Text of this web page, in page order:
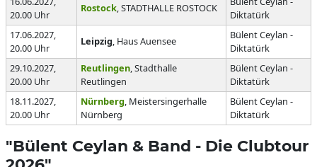
20.00 Uhr
Rostock, STADTHALLE ROSTOCK
Diktatürk
17.06.2027,
20.00 Uhr
Leipzig, Haus Auensee
Bülent Ceylan -
Diktatürk
29.10.2027,
20.00 Uhr
Reutlingen, Stadthalle
Reutlingen
Bülent Ceylan -
Diktatürk
18.11.2027,
20.00 Uhr
Nürnberg, Meistersingerhalle
Nürnberg
Bülent Ceylan -
Diktatürk
"Bülent Ceylan & Band - Die Clubtour